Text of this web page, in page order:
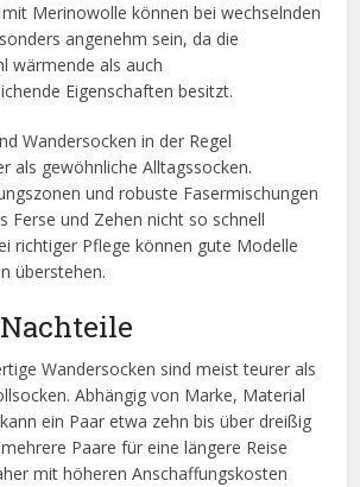
Merinowolle können bei wechselnden
angenehm sein, da die
wärmende als auch
Eigenschaften besitzt.
Wandersocken in der Regel
als gewöhnliche Alltagssocken.
und robuste Fasermischungen
Ferse und Zehen nicht so schnell
richtiger Pflege können gute Modelle
überstehen.
Wandersocken sind meist teurer als
Abhängig von Marke, Material
ein Paar etwa zehn bis über dreißig
Paare für eine längere Reise
mit höheren Anschaffungskosten